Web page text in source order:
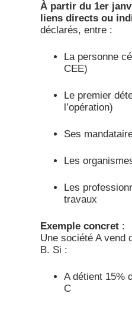
À partir du 1er
liens directs ou
déclarés, entre :
La personne
CEE)
Le premier
l’opération)
Ses
Les
Les
travaux
Exemple concret :
Une société A vend
B. Si :
A détient 15%
C